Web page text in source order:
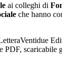
ai colleghi di
che hanno
PDF, scaricabile